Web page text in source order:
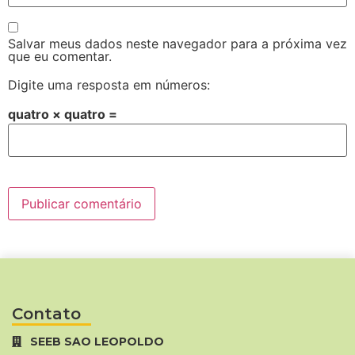
Salvar meus dados neste navegador para a próxima vez
que eu comentar.
Digite uma resposta em números:
quatro × quatro =
Contato
SEEB SAO LEOPOLDO